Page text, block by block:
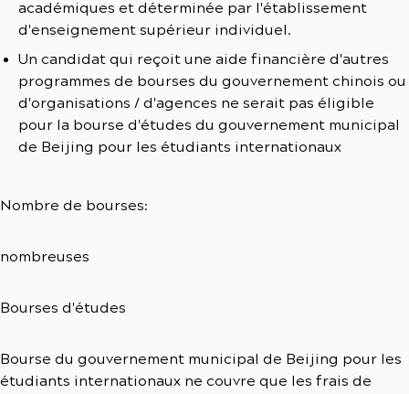
académiques et déterminée par l'établissement
d'enseignement supérieur individuel.
Un candidat qui reçoit une aide financière d'autres
programmes de bourses du gouvernement chinois ou
d'organisations / d'agences ne serait pas éligible
pour la bourse d'études du gouvernement municipal
de Beijing pour les étudiants internationaux
Nombre de bourses:
nombreuses
Bourses d'études
Bourse du gouvernement municipal de Beijing pour les
étudiants internationaux ne couvre que les frais de